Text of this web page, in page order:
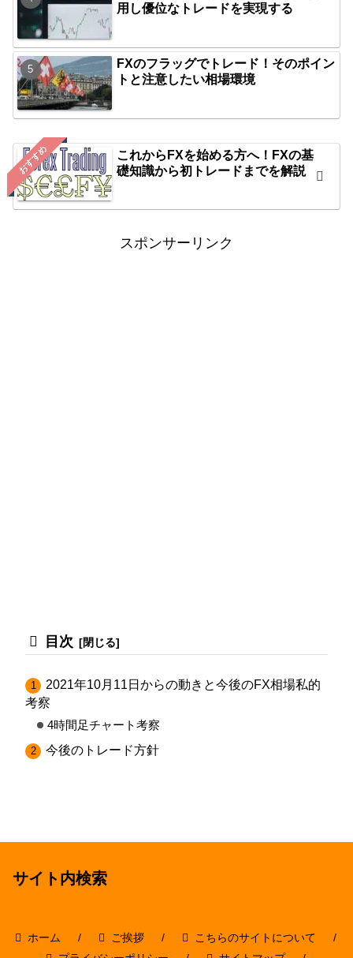
用し優位なトレードを実現する
FXのフラッグでトレード！そのポイン
トと注意したい相場環境
おすすめ
これからFXを始める方へ！FXの基
礎知識から初トレードまでを解説
スポンサーリンク
目次
2021年10月11日からの動きと今後のFX相場私的
考察
4時間足チャート考察
今後のトレード方針
サイト内検索
ホーム ご挨拶
こちらのサイトについて